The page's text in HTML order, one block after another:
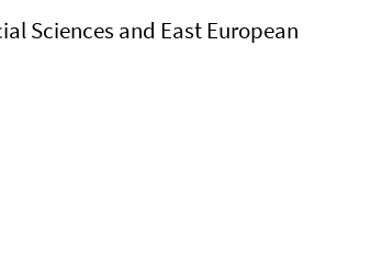
Sciences and East European